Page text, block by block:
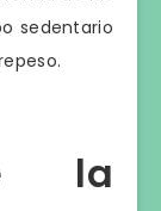
sedentario
la